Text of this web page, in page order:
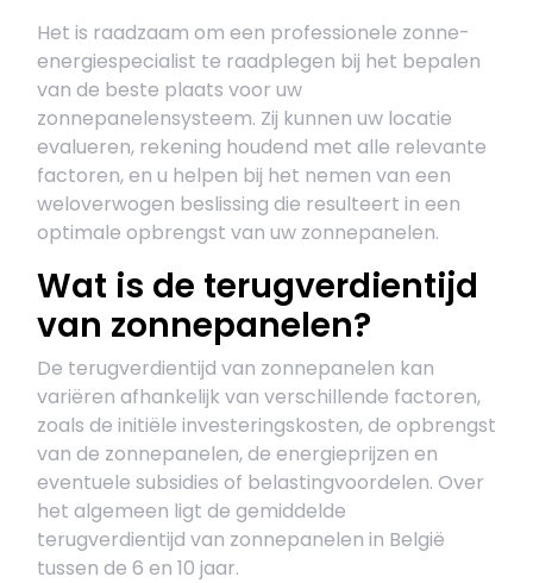
Het is raadzaam om een professionele zonne-
energiespecialist te raadplegen bij het bepalen
van de beste plaats voor uw
zonnepanelensysteem. Zij kunnen uw locatie
evalueren, rekening houdend met alle relevante
factoren, en u helpen bij het nemen van een
weloverwogen beslissing die resulteert in een
optimale opbrengst van uw zonnepanelen.
Wat is de terugverdientijd
van zonnepanelen?
De terugverdientijd van zonnepanelen kan
variëren afhankelijk van verschillende factoren,
zoals de initiële investeringskosten, de opbrengst
van de zonnepanelen, de energieprijzen en
eventuele subsidies of belastingvoordelen. Over
het algemeen ligt de gemiddelde
terugverdientijd van zonnepanelen in België
tussen de 6 en 10 jaar.